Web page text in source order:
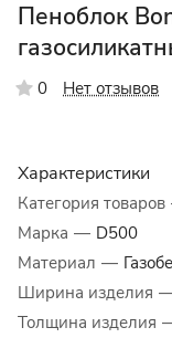
Пеноблок
0 Нет отзывов
Характеристики
Категория товаров
Марка — D500
Материал —
Ширина изделия
Толщина изделия